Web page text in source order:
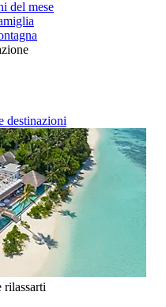
del mese
destinazioni
rilassarti